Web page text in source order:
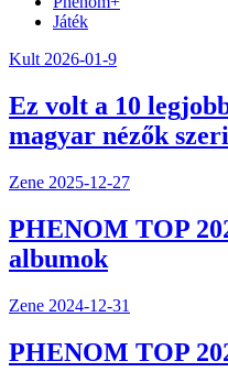
Játék
Kult 2026-01-9
Ez volt a 10
magyar nézők
Zene 2025-12-27
PHENOM TOP
albumok
Zene 2024-12-31
PHENOM TOP